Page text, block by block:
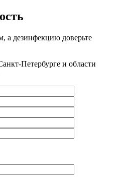
а дезинфекцию доверьте
Петербурге и области